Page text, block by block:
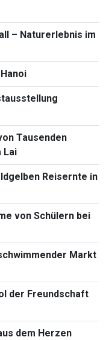
– Naturerlebnis im
Tausenden
Lai
Reisernte in
von Schülern bei
Markt
der Freundschaft
dem Herzen